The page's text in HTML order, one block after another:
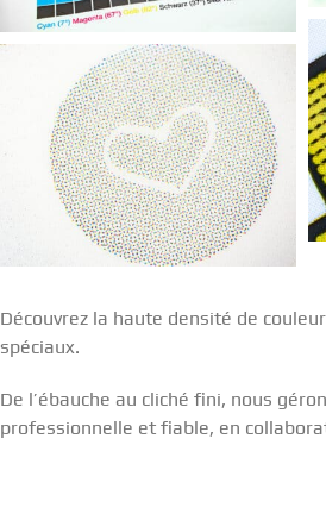
Découvrez la haute densité de
spéciaux.
De l’ébauche au cliché fini, nous
professionnelle et fiable, en